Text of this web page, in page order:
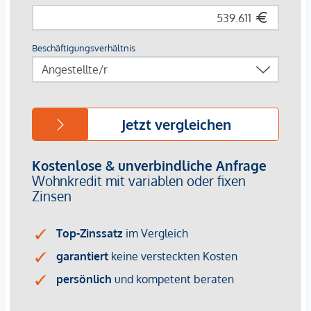
675.362,50
Top 7 | EG 3 | 73,18 m² | 27,90 m² | € 617.643,00 | €
599.113,71
Top 8 | EG 3 | 82,90 m² | 12,15 m² | € 695.375,00 | €
Bereits verkauft / reserviert
erfolgreich verkauft.
PKW-Freistellplätze:
Verfügbarkeit)
Wohnkomfort auf höchstem Niveau